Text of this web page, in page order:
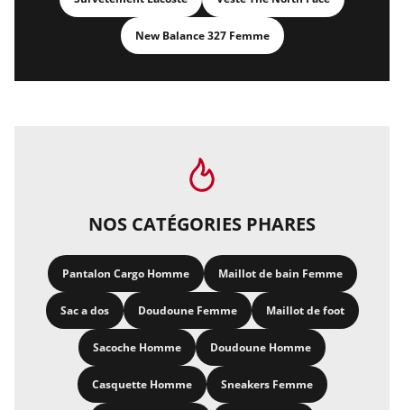
New Balance 327 Femme
NOS CATÉGORIES PHARES
Pantalon Cargo Homme Maillot de bain Femme
Sac a dos Doudoune Femme Maillot de foot
Sacoche Homme Doudoune Homme
Casquette Homme Sneakers Femme